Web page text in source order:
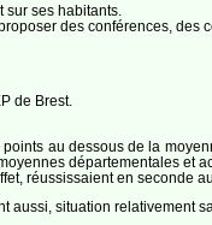
ses habitants.
des conférences, des
de Brest.
au dessous de la
départementales et
réussissaient en seconde
aussi, situation relativement